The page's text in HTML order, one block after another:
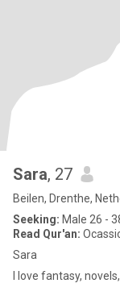
Sara, 27
Beilen, Drenthe,
Seeking: Male 26 -
Read Qur'an:
Sara
I love fantasy,